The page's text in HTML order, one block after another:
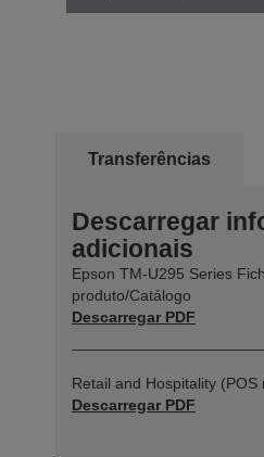
Transferências
Descarregar
adicionais
Epson TM-U295 Series
produto/Catálogo
Descarregar PDF
Retail and Hospitality (POS
Descarregar PDF